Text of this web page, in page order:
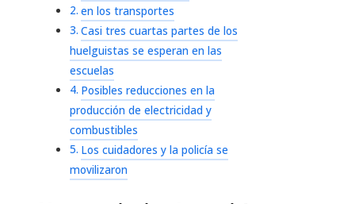
en los transportes
Casi tres cuartas partes de los
huelguistas se esperan en las
escuelas
Posibles reducciones en la
producción de electricidad y
combustibles
Los cuidadores y la policía se
movilizaron